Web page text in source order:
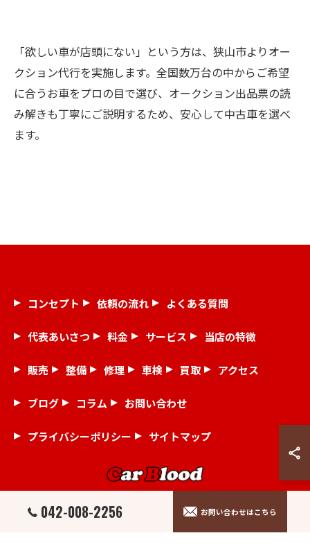
「欲しい車が店頭にない」という方は、狭山市よりオー
クション代行を実施します。全国数万台の中からご希望
に合うお車をプロの目で選び、オークション出品票の読
み解きも丁寧にご説明するため、安心して中古車を選べ
ます。
042-008-2256 お問い合わせはこちら
コンセプト 依頼の流れ よくある質問
代表あいさつ 料金 サービス 当店の特徴
販売 整備 修理 車検 買取 アクセス
ブログ コラム お問い合わせ
プライバシーポリシー サイトマップ
© 2026 埼玉県狭山市の中古車ならCar Blood ALL RIGHTS RESERVED.
お問い合わせはこちら